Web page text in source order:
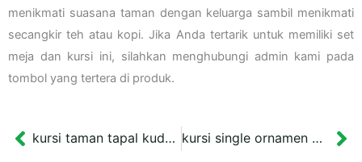
menikmati suasana taman dengan keluarga sambil menikmati
secangkir teh atau kopi. Jika Anda tertarik untuk memiliki set
meja dan kursi ini, silahkan menghubungi admin kami pada
tombol yang tertera di produk.
Prev kursi taman tapal kuda sandaran kursi single ornamen bunga hijau full cor